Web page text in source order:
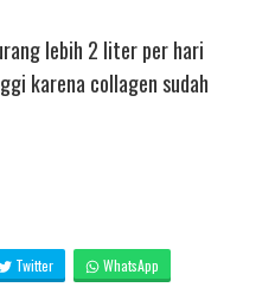
lebih 2 liter per hari
karena collagen sudah
Twitter WhatsApp